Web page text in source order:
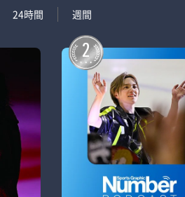
24時間 週間
2